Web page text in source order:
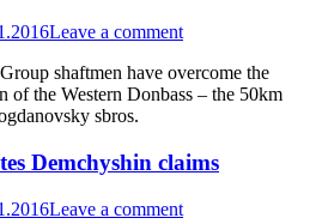
Leave a comment
shaftmen have overcome the
of the Western Donbass – the 50km
sbros.
Demchyshin claims
Leave a comment